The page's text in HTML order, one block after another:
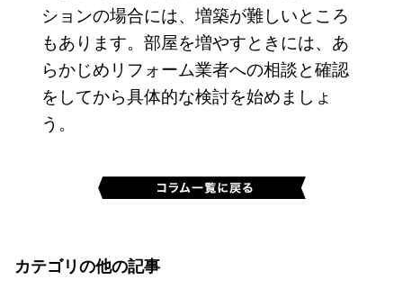
ションの場合には、増築が難しいところ
もあります。部屋を増やすときには、あ
らかじめリフォーム業者への相談と確認
をしてから具体的な検討を始めましょ
う。
カテゴリの他の記事